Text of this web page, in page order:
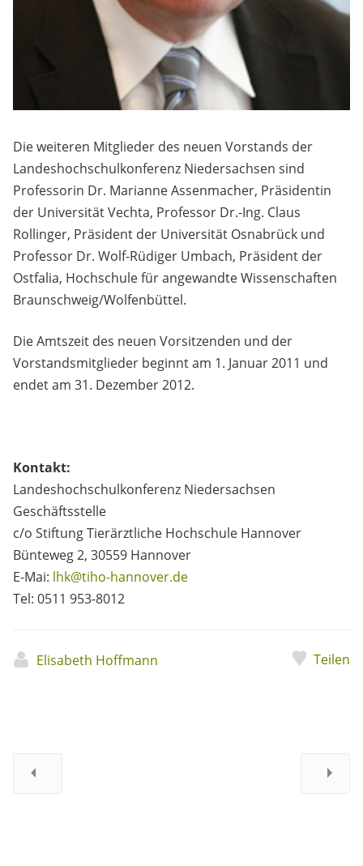
Die weiteren Mitglieder des neuen Vorstands der
Landeshochschulkonferenz Niedersachsen sind
Professorin Dr. Marianne Assenmacher, Präsidentin
der Universität Vechta, Professor Dr.-Ing. Claus
Rollinger, Präsident der Universität Osnabrück und
Professor Dr. Wolf-Rüdiger Umbach, Präsident der
Ostfalia, Hochschule für angewandte Wissenschaften
Braunschweig/Wolfenbüttel.
Die Amtszeit des neuen Vorsitzenden und der
Vorstandsmitglieder beginnt am 1. Januar 2011 und
endet am 31. Dezember 2012.
Kontakt:
Landeshochschulkonferenz Niedersachsen
Geschäftsstelle
c/o Stiftung Tierärztliche Hochschule Hannover
Bünteweg 2, 30559 Hannover
E-Mai: lhk@tiho-hannover.de
Tel: 0511 953-8012
Elisabeth Hoffmann Teilen